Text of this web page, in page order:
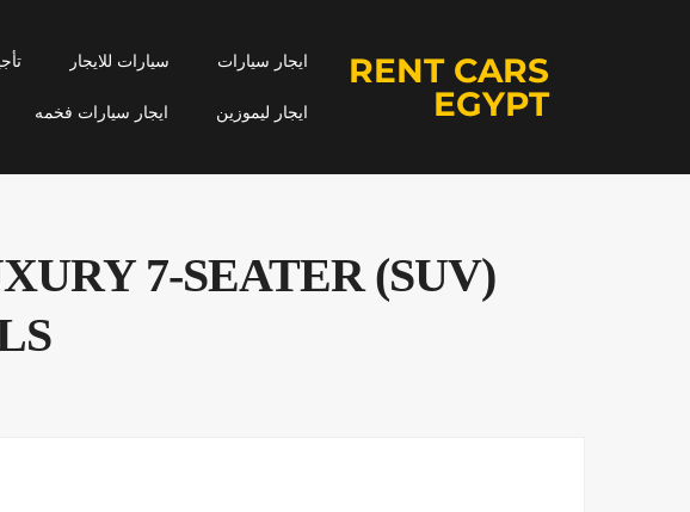
RENT CARS
EGYPT
ايجار سيارات سيارات للايجار
ايجار ليموزين ايجار سيارات فخمه
7-SEATER (SUV)